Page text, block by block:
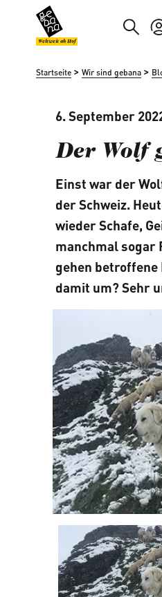
Hauptinhalt springen
Zur Suche springen
Weltweit ab Hof
Startseite > Wir sind gebana >
6. September
Der Wolf
Einst war der
der Schweiz.
wieder Schafe,
manchmal sogar
gehen
damit um? Sehr